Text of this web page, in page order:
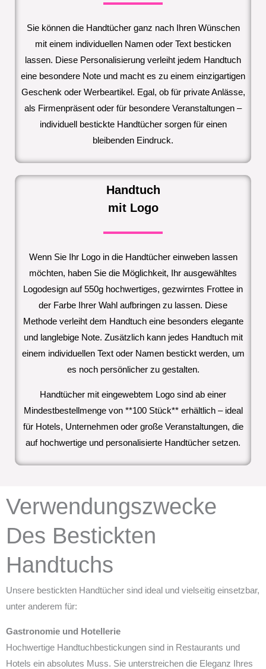
Sie können die Handtücher ganz nach Ihren Wünschen
mit einem individuellen Namen oder Text besticken
lassen. Diese Personalisierung verleiht jedem Handtuch
eine besondere Note und macht es zu einem einzigartigen
Geschenk oder Werbeartikel. Egal, ob für private Anlässe,
als Firmenpräsent oder für besondere Veranstaltungen –
individuell bestickte Handtücher sorgen für einen
bleibenden Eindruck.
Handtuch
mit Logo
Wenn Sie Ihr Logo in die Handtücher einweben lassen
möchten, haben Sie die Möglichkeit, Ihr ausgewähltes
Logodesign auf 550g hochwertiges, gezwirntes Frottee in
der Farbe Ihrer Wahl aufbringen zu lassen. Diese
Methode verleiht dem Handtuch eine besonders elegante
und langlebige Note. Zusätzlich kann jedes Handtuch mit
einem individuellen Text oder Namen bestickt werden, um
es noch persönlicher zu gestalten.
Handtücher mit eingewebtem Logo sind ab einer
Mindestbestellmenge von **100 Stück** erhältlich – ideal
für Hotels, Unternehmen oder große Veranstaltungen, die
auf hochwertige und personalisierte Handtücher setzen.
Verwendungszwecke
Des Bestickten
Handtuchs
Unsere bestickten Handtücher sind ideal und vielseitig einsetzbar,
unter anderem für:
Gastronomie und Hotellerie
Hochwertige Handtuchbestickungen sind in Restaurants und
Hotels ein absolutes Muss. Sie unterstreichen die Eleganz Ihres